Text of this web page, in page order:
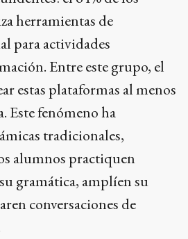
herramientas de
para actividades
Entre este grupo, el
estas plataformas al menos
Este fenómeno ha
tradicionales,
alumnos practiquen
gramática, amplíen su
conversaciones de